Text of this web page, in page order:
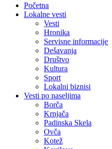
Početna
Lokalne vesti
Vesti
Hronika
Servisne informacije
Dešavanja
Društvo
Kultura
Sport
Lokalni biznisi
Vesti po naseljima
Borča
Krnjača
Padinska Skela
Ovča
Kotež